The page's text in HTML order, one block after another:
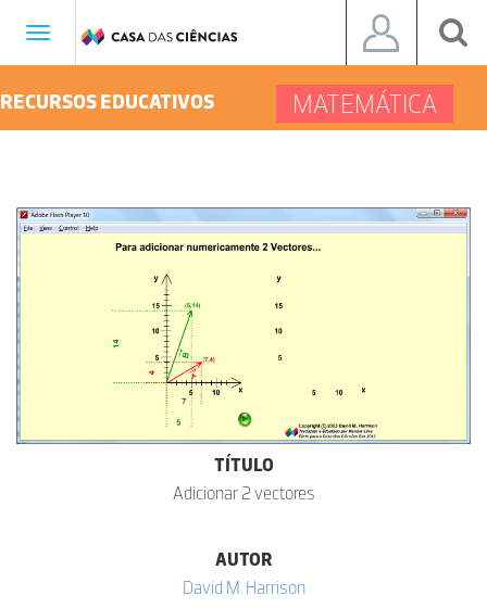
Toggle
RECURSOS EDUCATIVOS MATEMÁTICA
TÍTULO
Adicionar 2 vectores
AUTOR
David M. Harrison